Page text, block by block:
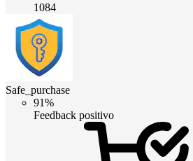
1084
Safe_purchase
91%
Feedback positivo